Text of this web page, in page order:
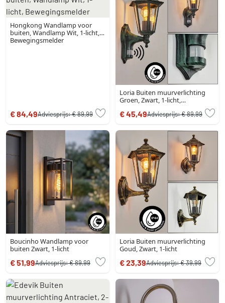
Hongkong Wandlamp voor
buiten, Wandlamp Wit, 1-licht,
Bewegingsmelder
€ 84,49Adviesprijs:€ 89,99
Loria Buiten muurverlichting
Groen, Zwart, 1-licht,
€ 45,49Adviesprijs:€ 89,99
Boucinho Wandlamp voor
buiten Zwart, 1-licht
€ 51,99Adviesprijs:€ 89,99
Loria Buiten muurverlichting
Goud, Zwart, 1-licht
€ 23,39Adviesprijs:€ 39,99